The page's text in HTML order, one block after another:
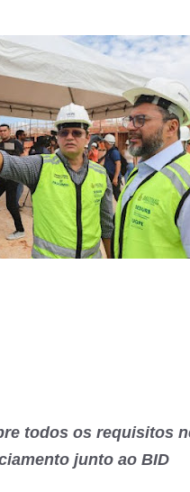
todos os requisitos
junto ao BID